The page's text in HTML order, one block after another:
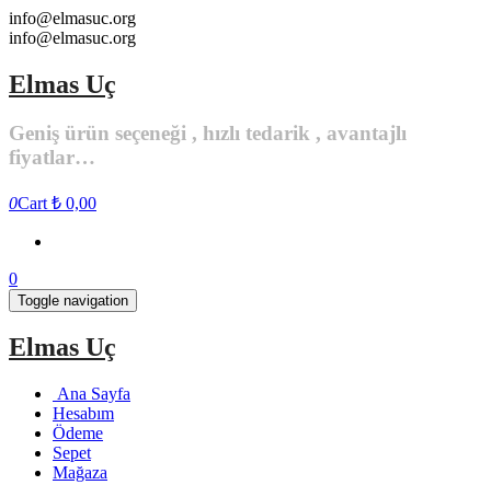
Skip
to
content
info@elmasuc.org
info@elmasuc.org
Elmas Uç
Geniş ürün seçeneği , hızlı tedarik , avantajlı
fiyatlar…
0Cart ₺ 0,00
0
Toggle navigation
Elmas Uç
Ana Sayfa
Hesabım
Ödeme
Sepet
Mağaza